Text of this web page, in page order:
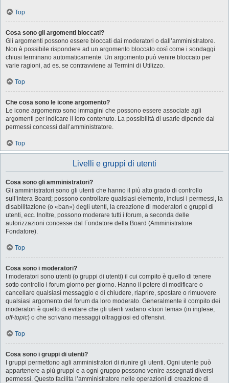
Top
Cosa sono gli argomenti bloccati?
Gli argomenti possono essere bloccati dai moderatori o dall’amministratore.
Non è possibile rispondere ad un argomento bloccato così come i sondaggi
chiusi terminano automaticamente. Un argomento può venire bloccato per
varie ragioni, ad es. se contravviene ai Termini di Utilizzo.
Top
Che cosa sono le icone argomento?
Le icone argomento sono immagini che possono essere associate agli
argomenti per indicare il loro contenuto. La possibilità di usarle dipende dai
permessi concessi dall’amministratore.
Top
Livelli e gruppi di utenti
Cosa sono gli amministratori?
Gli amministratori sono gli utenti che hanno il più alto grado di controllo
sull’intera Board; possono controllare qualsiasi elemento, inclusi i permessi, la
disabilitazione (o «ban») degli utenti, la creazione di moderatori e gruppi di
utenti, ecc. Inoltre, possono moderare tutti i forum, a seconda delle
autorizzazioni concesse dal Fondatore della Board (Amministratore
Fondatore).
Top
Cosa sono i moderatori?
I moderatori sono utenti (o gruppi di utenti) il cui compito è quello di tenere
sotto controllo i forum giorno per giorno. Hanno il potere di modificare o
cancellare qualsiasi messaggio e di chiudere, riaprire, spostare o rimuovere
qualsiasi argomento del forum da loro moderato. Generalmente il compito dei
moderatori è quello di evitare che gli utenti vadano «fuori tema» (in inglese,
off-topic) o che scrivano messaggi oltraggiosi ed offensivi.
Top
Cosa sono i gruppi di utenti?
I gruppi permettono agli amministratori di riunire gli utenti. Ogni utente può
appartenere a più gruppi e a ogni gruppo possono venire assegnati diversi
permessi. Questo facilita l’amministratore nelle operazioni di creazione di